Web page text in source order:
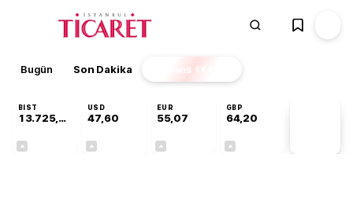
Bugün Son Dakika Finans EKSTRA
BIST
13.725,43
USD
47,60
EUR
55,07
GBP
64,20